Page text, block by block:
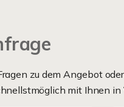
zu dem Angebot
mit Ihnen in